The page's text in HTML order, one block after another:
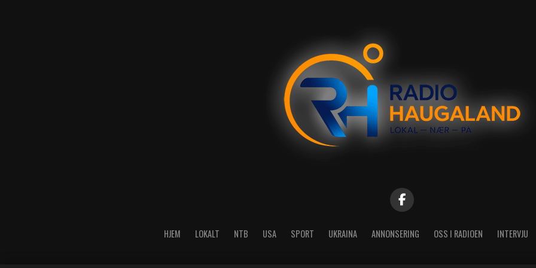
HJEM LOKALT NTB USA SPORT UKRAINA ANNONSERING OSS I RADIOEN INTERVJU